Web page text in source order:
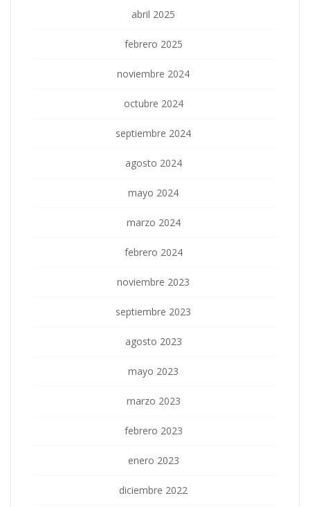
abril 2025
febrero 2025
noviembre 2024
octubre 2024
septiembre 2024
agosto 2024
mayo 2024
marzo 2024
febrero 2024
noviembre 2023
septiembre 2023
agosto 2023
mayo 2023
marzo 2023
febrero 2023
enero 2023
diciembre 2022